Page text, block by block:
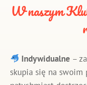
W naszym
Indywidualne –
skupia się na swoim